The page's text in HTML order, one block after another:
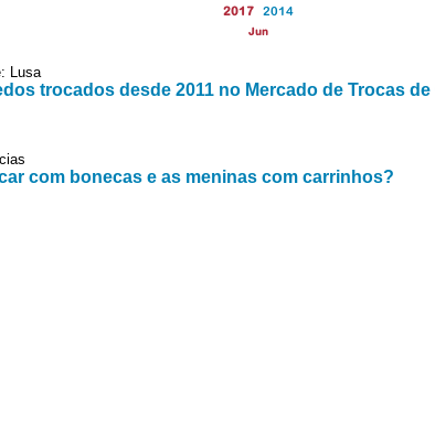
2017 2014
Jun
Lusa
trocados desde 2011 no Mercado de Trocas
com bonecas e as meninas com carrinhos?